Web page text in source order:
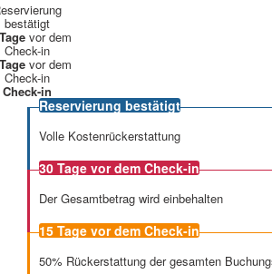
bestätigt
vor dem
Check-in
vor dem
Check-in
Check-in
Reservierung bestätigt
Volle Kostenrückerstattung
30 Tage vor dem Check-in
Der Gesamtbetrag wird einbehalten
15 Tage vor dem Check-in
50% Rückerstattung der gesamten